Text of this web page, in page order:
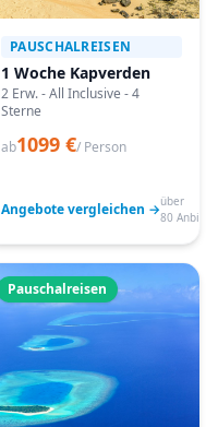
PAUSCHALREISEN
1 Woche Kapverden
2 Erw. - All Inclusive - 4
Sterne
ab1099 €/ Person
Angebote vergleichen →über
80
Pauschalreisen